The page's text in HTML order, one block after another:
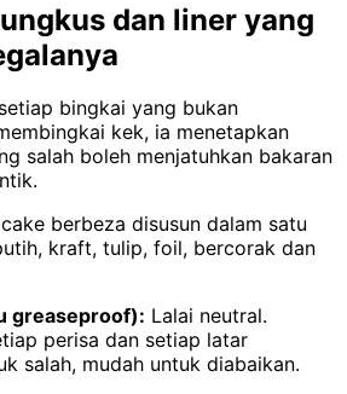
dan liner yang
bingkai yang bukan
kek, ia menetapkan
salah boleh menjatuhkan bakaran
berbeza disusun dalam satu
kraft, tulip, foil, bercorak dan
greaseproof): Lalai neutral.
perisa dan setiap latar
salah, mudah untuk diabaikan.